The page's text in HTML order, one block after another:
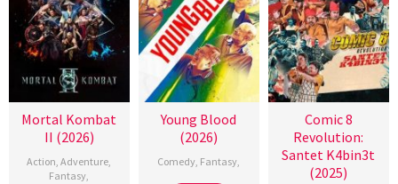
Mortal Kombat
II (2026)
Action,Adventure,
Fantasy,
Young Blood
(2026)
Comedy, Fantasy,
Comic 8
Revolution:
Santet K4bin3t
(2025)